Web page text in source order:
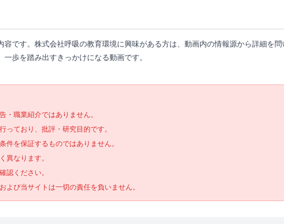
です。株式会社呼吸の教育環境に興味がある方は、動画内の情報源から詳細を問
歩を踏み出すきっかけになる動画です。
職業紹介ではありません。
ており、批評・研究目的です。
を保証するものではありません。
異なります。
認ください。
び当サイトは一切の責任を負いません。